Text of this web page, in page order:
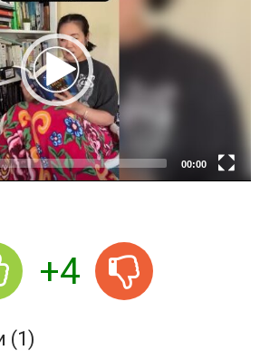
00:00
+4
(1)